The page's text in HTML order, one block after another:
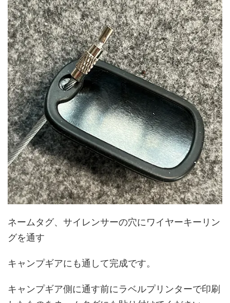
ネームタグ、サイレンサーの穴にワイヤーキーリン
グを通す
キャンプギアにも通して完成です。
キャンプギア側に通す前にラベルプリンターで印刷